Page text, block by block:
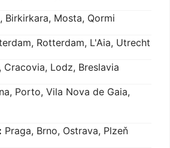
Birkirkara, Mosta, Qormi
Rotterdam, L'Aia, Utrecht
Cracovia, Lodz, Breslavia
Porto, Vila Nova de Gaia,
Praga, Brno, Ostrava, Plzeň